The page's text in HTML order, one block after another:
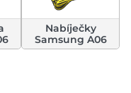
Nabíječky
Samsung A06